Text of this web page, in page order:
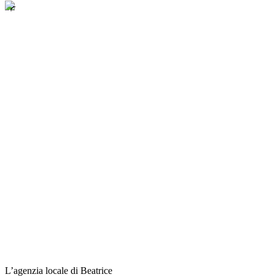
L’agenzia locale di Beatrice